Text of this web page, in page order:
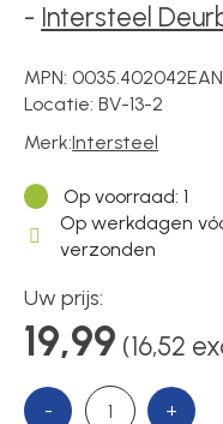
Contact
- Intersteel
MPN:0035.402042
Locatie:BV-13-2
Merk:Intersteel
Op voorraad: 1
Op werkdagen
verzonden
Uw prijs:
19,99 (16,52
- +